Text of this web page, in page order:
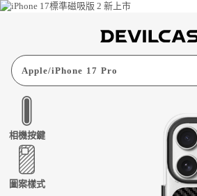
Apple/iPhone 17 Pro
相機按鍵
圖案樣式